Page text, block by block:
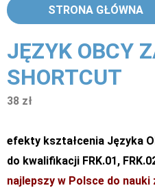
STRONA GŁÓWNA
JĘZYK OBCY
SHORTCUT
38 zł
efekty kształcenia Języka
do kwalifikacji FRK.01,
najlepszy w Polsce do